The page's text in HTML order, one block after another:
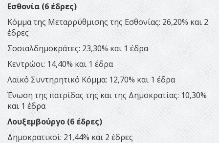
Εσθονία (6 έδρες)
Κόμμα της Μεταρρύθμισης της Εσθονίας: 26,20% και 2
έδρες
Σοσιαλδημοκράτες: 23,30% και 1 έδρα
Κεντρώοι: 14,40% και 1 έδρα
Λαϊκό Συντηρητικό Κόμμα: 12,70% και 1 έδρα
Ένωση της πατρίδας της και της Δημοκρατίας: 10,30%
και 1 έδρα
Λουξεμβούργο (6 έδρες)
Δημοκρατικοί: 21,44% και 2 έδρες